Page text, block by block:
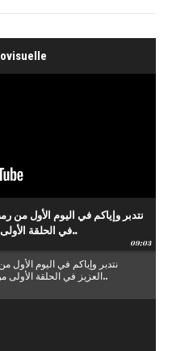
نتدبر وإياكم في اليوم الأول من
في الحلقة الأولى من أغباد مع رمضان بيجل..
09:03
نتدبر وإياكم في اليوم
العزيز في الحلقة الأولى من أغباد مع رمضان بيجل..